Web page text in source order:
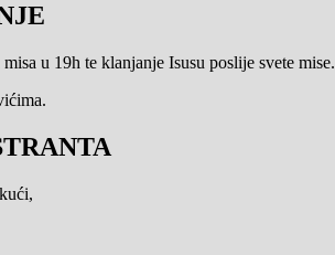
u 19h te klanjanje Isusu poslije svete mise.